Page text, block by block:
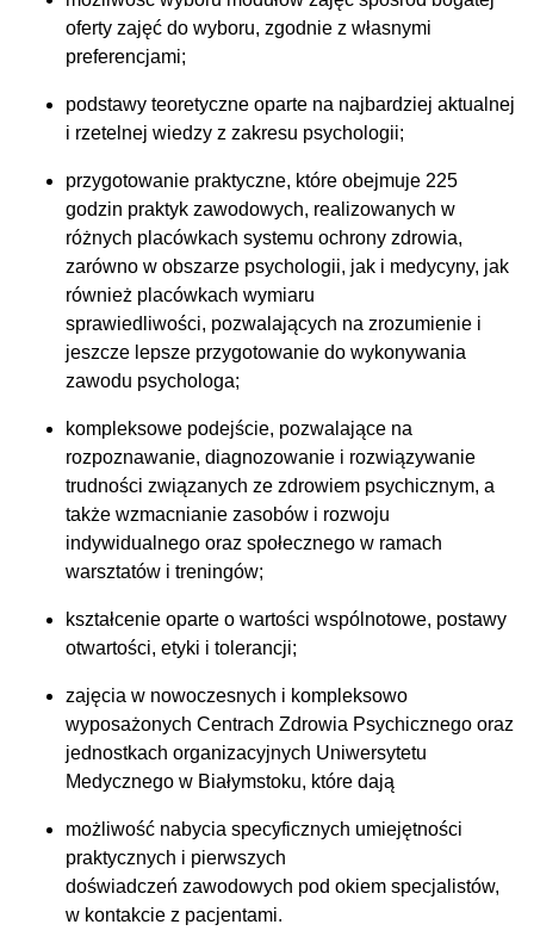
oferty zajęć do wyboru, zgodnie z własnymi
preferencjami;
podstawy teoretyczne oparte na najbardziej aktualnej
i rzetelnej wiedzy z zakresu psychologii;
przygotowanie praktyczne, które obejmuje 225
godzin praktyk zawodowych, realizowanych w
różnych placówkach systemu ochrony zdrowia,
zarówno w obszarze psychologii, jak i medycyny, jak
również placówkach wymiaru
sprawiedliwości, pozwalających na zrozumienie i
jeszcze lepsze przygotowanie do wykonywania
zawodu psychologa;
kompleksowe podejście, pozwalające na
rozpoznawanie, diagnozowanie i rozwiązywanie
trudności związanych ze zdrowiem psychicznym, a
także wzmacnianie zasobów i rozwoju
indywidualnego oraz społecznego w ramach
warsztatów i treningów;
kształcenie oparte o wartości wspólnotowe, postawy
otwartości, etyki i tolerancji;
zajęcia w nowoczesnych i kompleksowo
wyposażonych Centrach Zdrowia Psychicznego oraz
jednostkach organizacyjnych Uniwersytetu
Medycznego w Białymstoku, które dają
możliwość nabycia specyficznych umiejętności
praktycznych i pierwszych
doświadczeń zawodowych pod okiem specjalistów,
w kontakcie z pacjentami.